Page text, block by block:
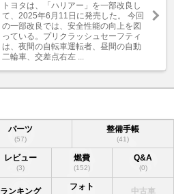
トヨタは、「ハリアー」を一部改良し
て、2025年6月11日に発売した。 今回
の一部改良では、安全性能の向上を図
っている。プリクラッシュセーフティ
は、夜間の自転車運転者、昼間の自動
二輪車、交差点右左 ...
パーツ
(57)
整備手帳
(41)
レビュー
(3)
燃費
(152)
Q&A
(0)
ランキング フォト 中古車